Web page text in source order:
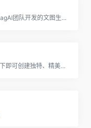
由BAAI旗下的创新应用实验室和FlagAI团队开发的文图生成工具
一款全新的软件工具，只需单击一下即可创建独特、精美的图像